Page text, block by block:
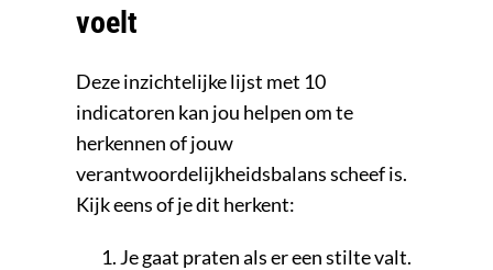
voelt
Deze inzichtelijke lijst met 10
indicatoren kan jou helpen om te
herkennen of jouw
verantwoordelijkheidsbalans scheef is.
Kijk eens of je dit herkent:
Je gaat praten als er een stilte valt.